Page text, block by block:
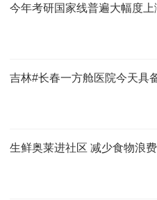
今年考研国家线普遍大幅度上
吉林#长春一方舱医院今天具
生鲜奥莱进社区 减少食物浪